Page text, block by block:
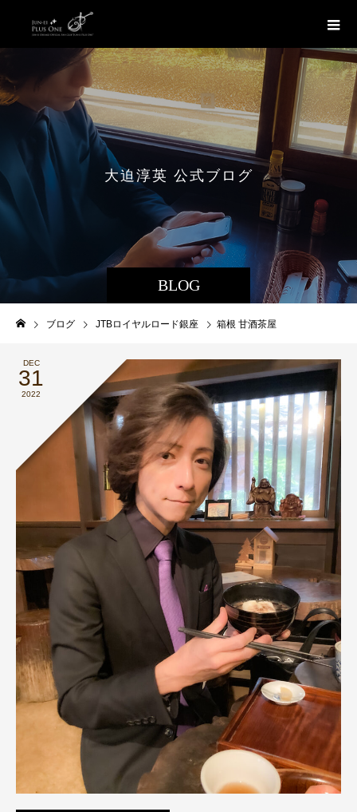
BLOG
大迫淳英 公式ブ ロ グ
ブログ JTBロイヤルロード銀座 箱根 甘酒茶屋
DEC
31
2022